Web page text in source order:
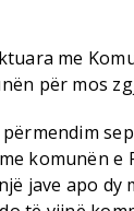
me
për mos
komunën e
jave apo dy